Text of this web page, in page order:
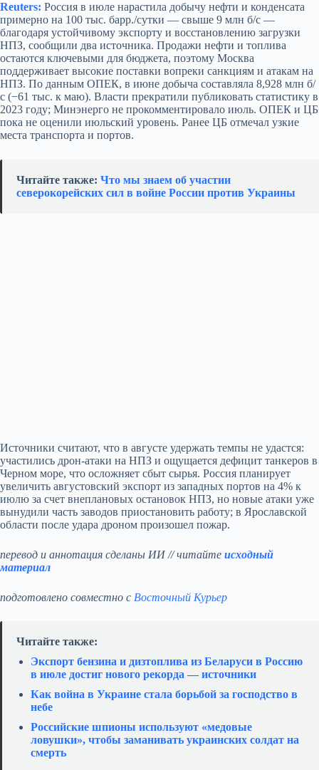
Reuters: Россия в июле нарастила добычу нефти и конденсата
примерно на 100 тыс. барр./сутки — свыше 9 млн б/с —
благодаря устойчивому экспорту и восстановлению загрузки
НПЗ, сообщили два источника. Продажи нефти и топлива
остаются ключевыми для бюджета, поэтому Москва
поддерживает высокие поставки вопреки санкциям и атакам на
НПЗ. По данным ОПЕК, в июне добыча составляла 8,928 млн б/
с (−61 тыс. к маю). Власти прекратили публиковать статистику в
2023 году; Минэнерго не прокомментировало июль. ОПЕК и ЦБ
пока не оценили июльский уровень. Ранее ЦБ отмечал узкие
места транспорта и портов.
Читайте также: Что мы знаем об участии
северокорейских сил в войне России против Украины
Источники считают, что в августе удержать темпы не удастся:
участились дрон-атаки на НПЗ и ощущается дефицит танкеров в
Черном море, что осложняет сбыт сырья. Россия планирует
увеличить августовский экспорт из западных портов на 4% к
июлю за счет внеплановых остановок НПЗ, но новые атаки уже
вынудили часть заводов приостановить работу; в Ярославской
области после удара дроном произошел пожар.
перевод и аннотация сделаны ИИ // читайте исходный
материал
подготовлено совместно с Восточный Курьер
Читайте также:
Экспорт бензина и дизтоплива из Беларуси в Россию
в июле достиг нового рекорда — источники
Как война в Украине стала борьбой за господство в
небе
Российские шпионы используют «медовые
ловушки», чтобы заманивать украинских солдат на
смерть